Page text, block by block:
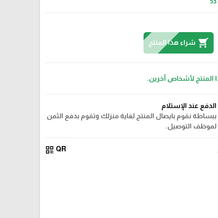
shopping_cart شراء هذا المنتج
المنتج لأشخاص آخرين.
الدفع عند الإستلام
ببساطة نقوم بايصال المنتج لغاية منزلك وتقوم بدفع الثمن
لموظف التوصيل.
QR
qr_code